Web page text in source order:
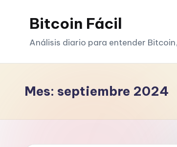
Bitcoin Fácil
Análisis diario para entender
Mes: septiembre 2024